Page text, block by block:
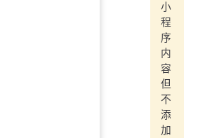
小
程
序
内
容
但
不
添
加